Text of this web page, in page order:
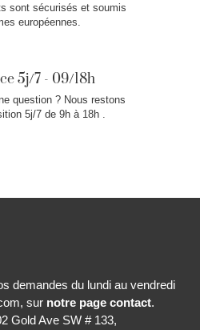
sont sécurisés et soumis
européennes.
5j/7 - 09/18h
question ? Nous restons
5j/7 de 9h à 18h .
demandes du lundi au vendredi
sur notre page contact.
Gold Ave SW # 133,